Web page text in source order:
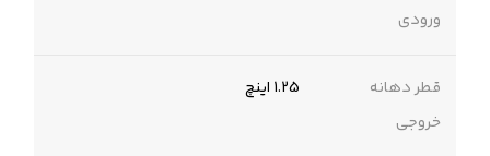
ورودی
قطر دهانه
خروجی
1.25 اینچ